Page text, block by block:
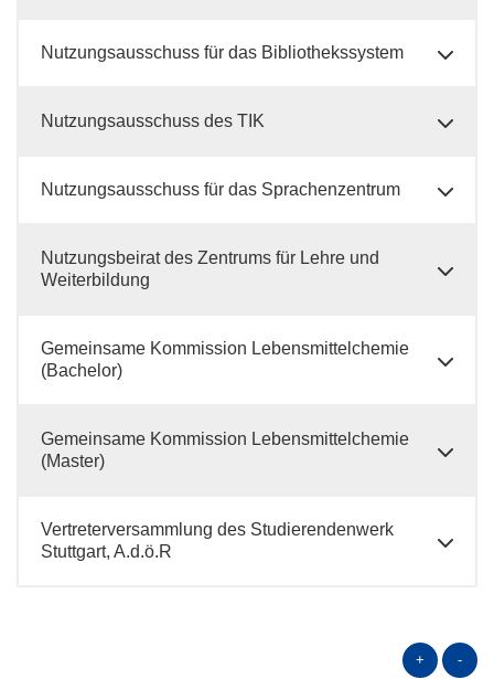
Nutzungsausschuss für das Bibliothekssystem
Nutzungsausschuss des TIK
Nutzungsausschuss für das Sprachenzentrum
Nutzungsbeirat des Zentrums für Lehre und
Weiterbildung
Gemeinsame Kommission Lebensmittelchemie
(Bachelor)
Gemeinsame Kommission Lebensmittelchemie
(Master)
Vertreterversammlung des Studierendenwerk
Stuttgart, A.d.ö.R
+ -